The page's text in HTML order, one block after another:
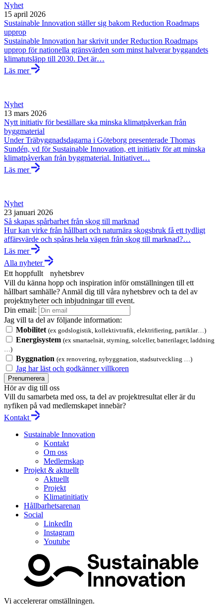
Nyhet
15 april 2026
Sustainable Innovation ställer sig bakom Reduction Roadmaps
upprop
Sustainable Innovation har skrivit under Reduction Roadmaps
upprop för nationella gränsvärden som minst halverar byggandets
klimatutsläpp till 2030. Det är…
Läs mer
Nyhet
13 mars 2026
Nytt initiativ för beställare ska minska klimatpåverkan från
byggmaterial
Under Träbyggnadsdagarna i Göteborg presenterade Thomas
Sundén, vd för Sustainable Innovation, ett initiativ för att minska
klimatpåverkan från byggmaterial. Initiativet…
Läs mer
Nyhet
23 januari 2026
Så skapas spårbarhet från skog till marknad
Hur kan virke från hållbart och naturnära skogsbruk få ett tydligt
affärsvärde och spåras hela vägen från skog till marknad?…
Läs mer
Alla nyheter
Ett hoppfullt nyhetsbrev
Vill du känna hopp och inspiration inför omställningen till ett
hållbart samhälle? Anmäl dig till våra nyhetsbrev och ta del av
projektnyheter och inbjudningar till event.
Din email:
Jag vill ta del av följande information:
Mobilitet (ex godslogistik, kollektivtrafik, elektrifiering, partiklar…)
Energisystem (ex smartaelnät, styrning, solceller, batterilager, laddning
…)
Byggnation (ex renovering, nybyggnation, stadsutveckling …)
Jag har läst och godkänner villkoren
Prenumerera
Hör av dig till oss
Vill du samarbeta med oss, ta del av projektresultat eller är du
nyfiken på vad medlemskapet innebär?
Kontakt
Sustainable Innovation
Kontakt
Om oss
Medlemskap
Projekt & aktuellt
Aktuellt
Projekt
Klimatinitiativ
Hållbarhetsarenan
Social
LinkedIn
Instagram
Youtube
Vi accelererar omställningen.